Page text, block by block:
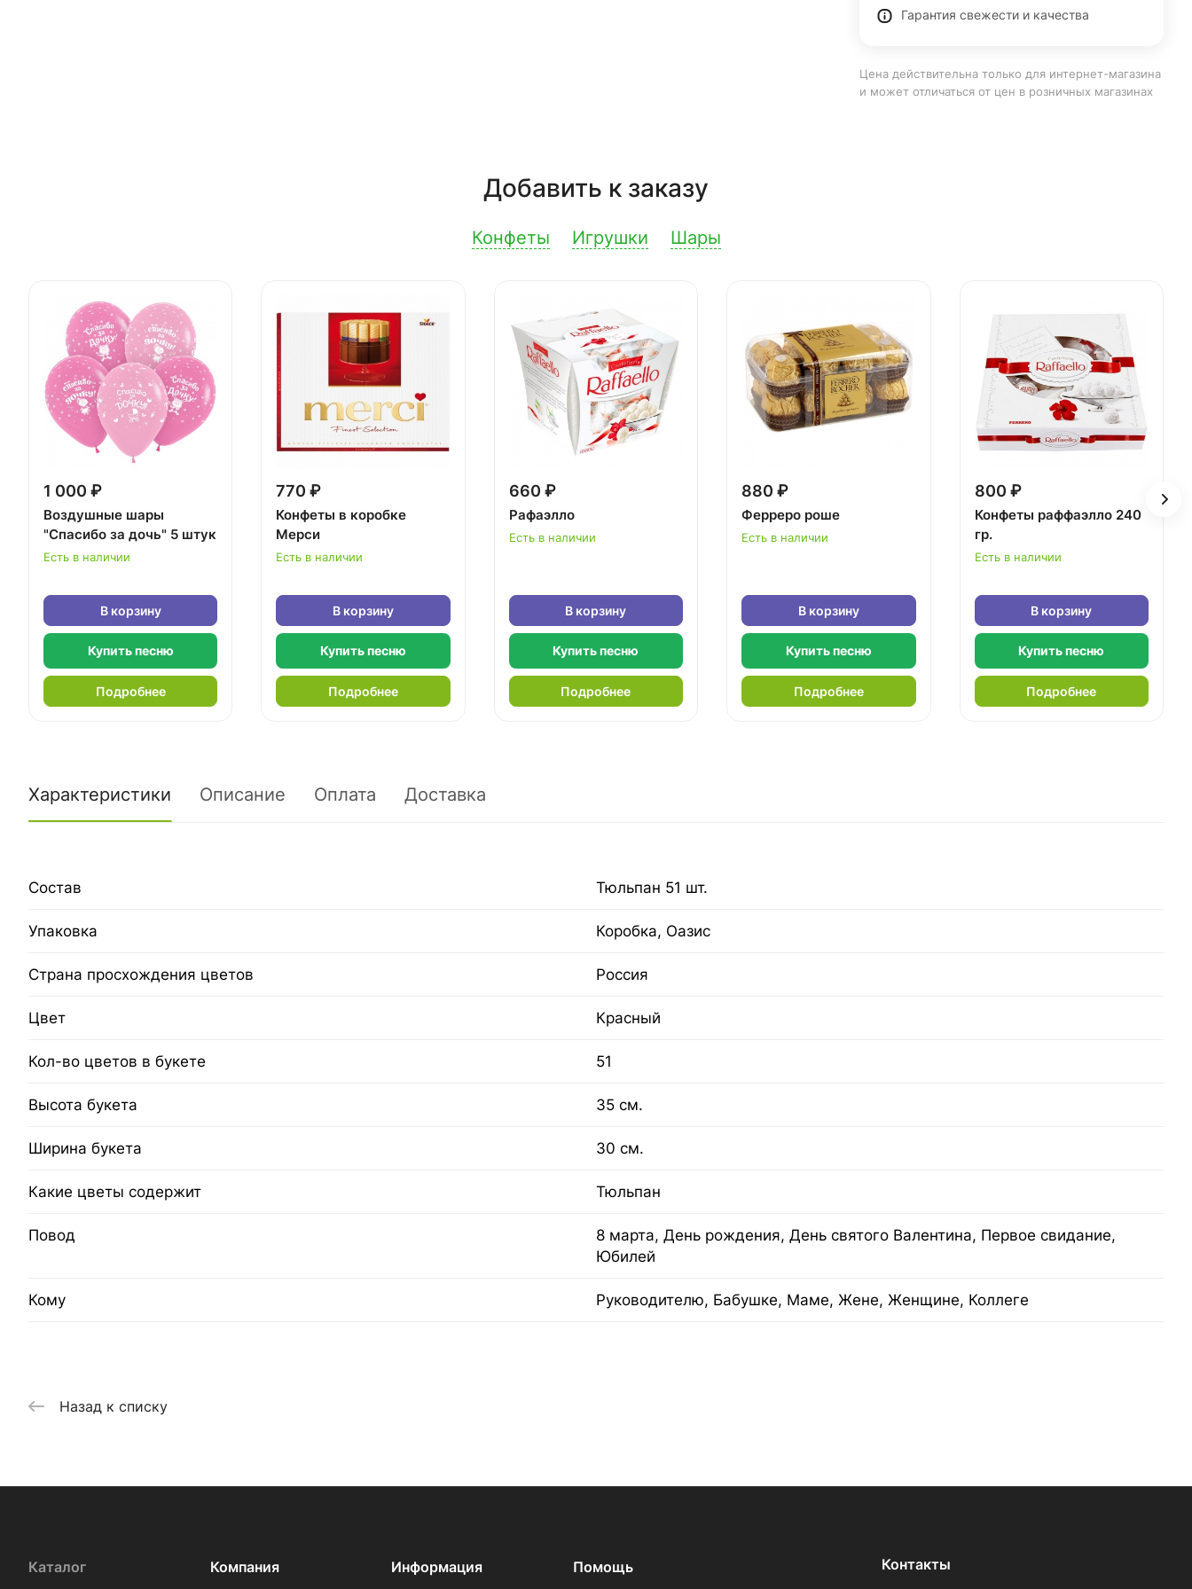
Гарантия свежести и качества
Цена действительна только для интернет-магазина
и может отличаться от цен в розничных магазинах
Добавить к заказу
Конфеты Игрушки Шары
1 000 ₽
Воздушные шары
"Спасибо за дочь" 5 штук
Есть в наличии
В корзину
Купить песню
Подробнее
770 ₽
Конфеты в коробке
Мерси
Есть в наличии
В корзину
Купить песню
Подробнее
660 ₽
Рафаэлло
Есть в наличии
В корзину
Купить песню
Подробнее
880 ₽
Ферреро роше
Есть в наличии
В корзину
Купить песню
Подробнее
800 ₽
Конфеты раффаэлло 240
гр.
Есть в наличии
В корзину
Купить песню
Подробнее
Характеристики Описание Оплата Доставка
Состав Тюльпан 51 шт.
Упаковка Коробка, Оазис
Страна просхождения цветов Россия
Цвет Красный
Кол-во цветов в букете 51
Высота букета 35 см.
Ширина букета 30 см.
Какие цветы содержит Тюльпан
Повод
8 марта, День рождения, День святого Валентина, Первое свидание,
Юбилей
Кому Руководителю, Бабушке, Маме, Жене, Женщине, Коллеге
Назад к списку
Каталог Компания Информация Помощь Контакты